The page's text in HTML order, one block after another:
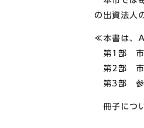
の出資法人
≪本書は、
第1部 市
第2部 市
第3部 参
冊子につ